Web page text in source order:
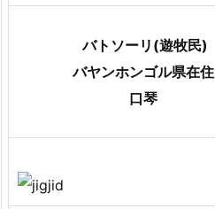
バトソーリ(遊牧民)
バヤンホンゴル県在住
口琴